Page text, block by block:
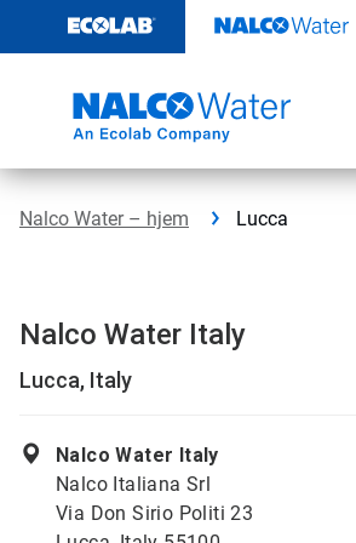
til
Nalco Water – hjem Lucca
Nalco Water Italy
Lucca, Italy
Nalco Water Italy
Nalco Italiana Srl
Via Don Sirio Politi 23